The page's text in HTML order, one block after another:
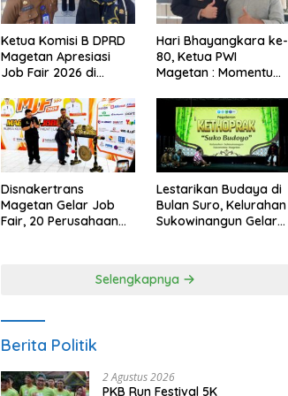
Ketua Komisi B DPRD
Magetan Apresiasi
Job Fair 2026 di
Anggaran
Hari Bhayangkara ke-
80, Ketua PWI
Magetan : Momentum
Kepercayaan Publik
Disnakertrans
Magetan Gelar Job
Fair, 20 Perusahaan
Lestarikan Budaya di
Bulan Suro, Kelurahan
Sukowinangun Gelar
Selengkapnya
Berita Politik
2 Agustus 2026
PKB Run Festival 5K